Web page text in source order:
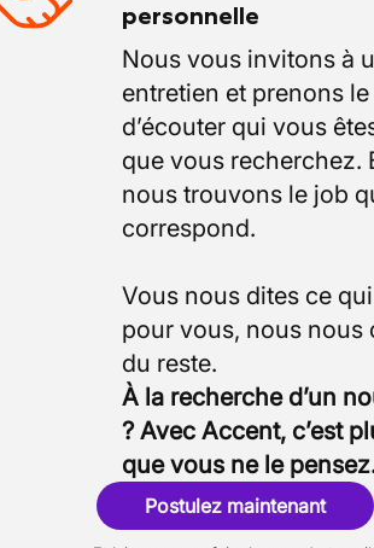
personnelle
Nous vous invitons à
entretien et prenons
d’écouter qui vous
que vous recherchez.
nous trouvons le job
correspond.
Vous nous dites ce
pour vous, nous nous
À la recherche d’un
? Avec Accent, c’est
que vous ne le
Postulez maintenant